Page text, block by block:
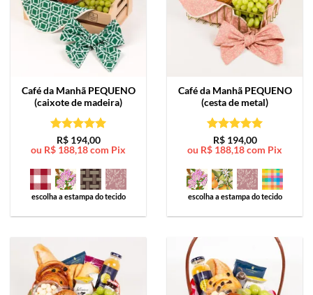
Café da Manhã PEQUENO
(caixote de madeira)
Avaliação5
de 5
R$194,00
ou R$ 188,18com Pix
escolha a estampa do tecido
Café da Manhã PEQUENO
(cesta de metal)
Avaliação5
de 5
R$194,00
ou R$ 188,18com Pix
escolha a estampa do tecido